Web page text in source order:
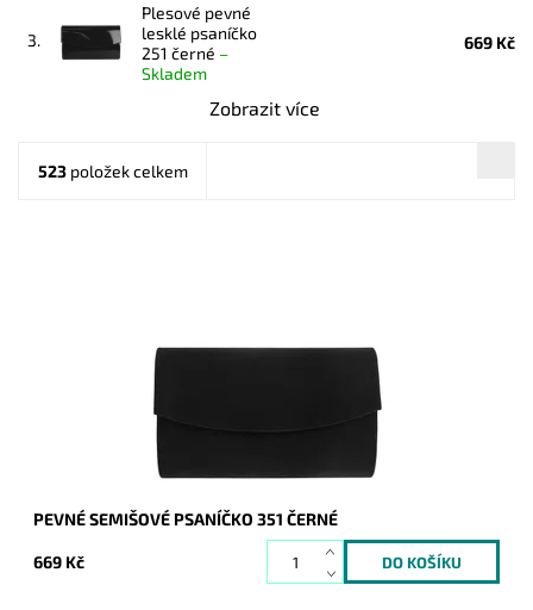
3.
Plesové pevné
lesklé psaníčko
251 černé –
Skladem
669 Kč
Zobrazit více
523 položek celkem
9200
ROMINA&CO
2 roky
PEVNÉ SEMIŠOVÉ PSANÍČKO 351 ČERNÉ
669 Kč